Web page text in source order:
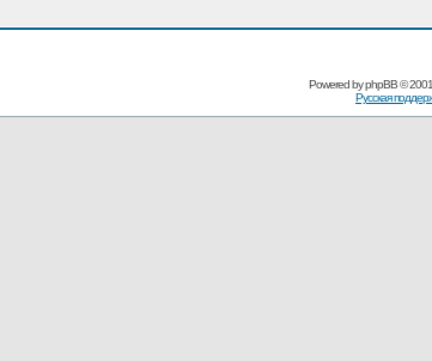
Powered byphpBB©
Русская